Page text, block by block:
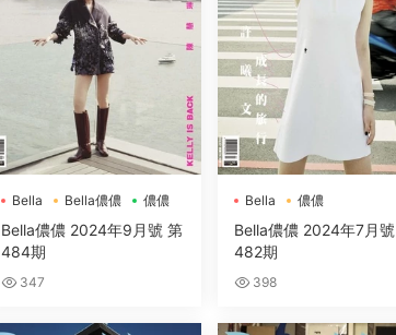
Bella Bella儂儂 儂儂
Bella儂儂 2024年9月號 第
484期
347
Bella 儂儂
Bella儂儂 2024年7月
482期
398